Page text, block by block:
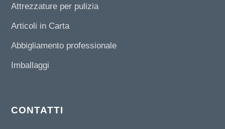
Attrezzature per pulizia
Articoli in Carta
Abbigliamento professionale
Imballaggi
CONTATTI